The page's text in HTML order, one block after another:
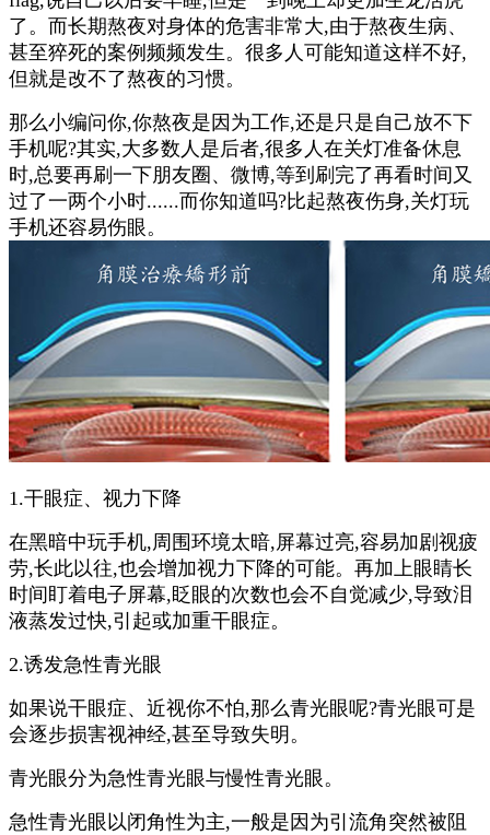
了。而长期熬夜对身体的危害非常大,由于熬夜生病、
甚至猝死的案例频频发生。很多人可能知道这样不好,
但就是改不了熬夜的习惯。
那么小编问你,你熬夜是因为工作,还是只是自己放不下
手机呢?其实,大多数人是后者,很多人在关灯准备休息
时,总要再刷一下朋友圈、微博,等到刷完了再看时间又
过了一两个小时......而你知道吗?比起熬夜伤身,关灯玩
手机还容易伤眼。
1.干眼症、视力下降
在黑暗中玩手机,周围环境太暗,屏幕过亮,容易加剧视疲
劳,长此以往,也会增加视力下降的可能。再加上眼睛长
时间盯着电子屏幕,眨眼的次数也会不自觉减少,导致泪
液蒸发过快,引起或加重干眼症。
2.诱发急性青光眼
如果说干眼症、近视你不怕,那么青光眼呢?青光眼可是
会逐步损害视神经,甚至导致失明。
青光眼分为急性青光眼与慢性青光眼。
急性青光眼以闭角性为主,一般是因为引流角突然被阻